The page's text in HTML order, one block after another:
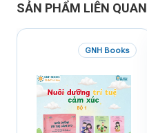
SẢN PHẨM LIÊN QUAN
GNH Books